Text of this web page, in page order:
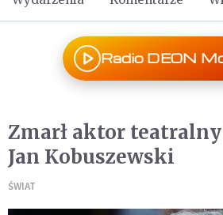
Radio DEON
Zmarł aktor
Jan Kobuszewski
ŚWIAT